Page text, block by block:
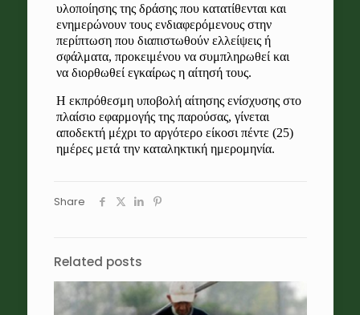
υλοποίησης της δράσης που κατατίθενται και
ενημερώνουν τους ενδιαφερόμενους στην
περίπτωση που διαπιστωθούν ελλείψεις ή
σφάλματα, προκειμένου να συμπληρωθεί και
να διορθωθεί εγκαίρως η αίτησή τους.
Η εκπρόθεσμη υποβολή αίτησης ενίσχυσης στο
πλαίσιο εφαρμογής της παρούσας, γίνεται
αποδεκτή μέχρι το αργότερο είκοσι πέντε (25)
ημέρες μετά την καταληκτική ημερομηνία.
Share
Related posts